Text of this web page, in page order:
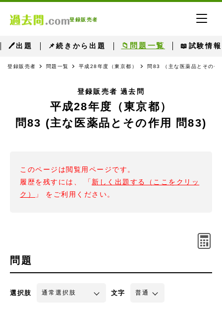
登録販売者
🖊出題 📌続きから出題 📁問題一覧 📖試験情報
登録販売者 問題一覧 平成28年度（東京都） 問83 （主な医薬品とその作
登録販売者 過去問
平成28年度（東京都）
問83 (主な医薬品とその作用 問83)
このページは閲覧用ページです。
履歴を残すには、 「 新しく出題する（ここをクリッ
ク）
」 をご利用ください。
問題
選択肢 文字